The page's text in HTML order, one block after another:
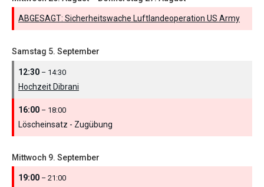
ABGESAGT: Sicherheitswache Luftlandeoperation US Army
Samstag 5. September
12:30 – 14:30
Hochzeit Dibrani
16:00 – 18:00
Löscheinsatz - Zugübung
Mittwoch 9. September
19:00 – 21:00